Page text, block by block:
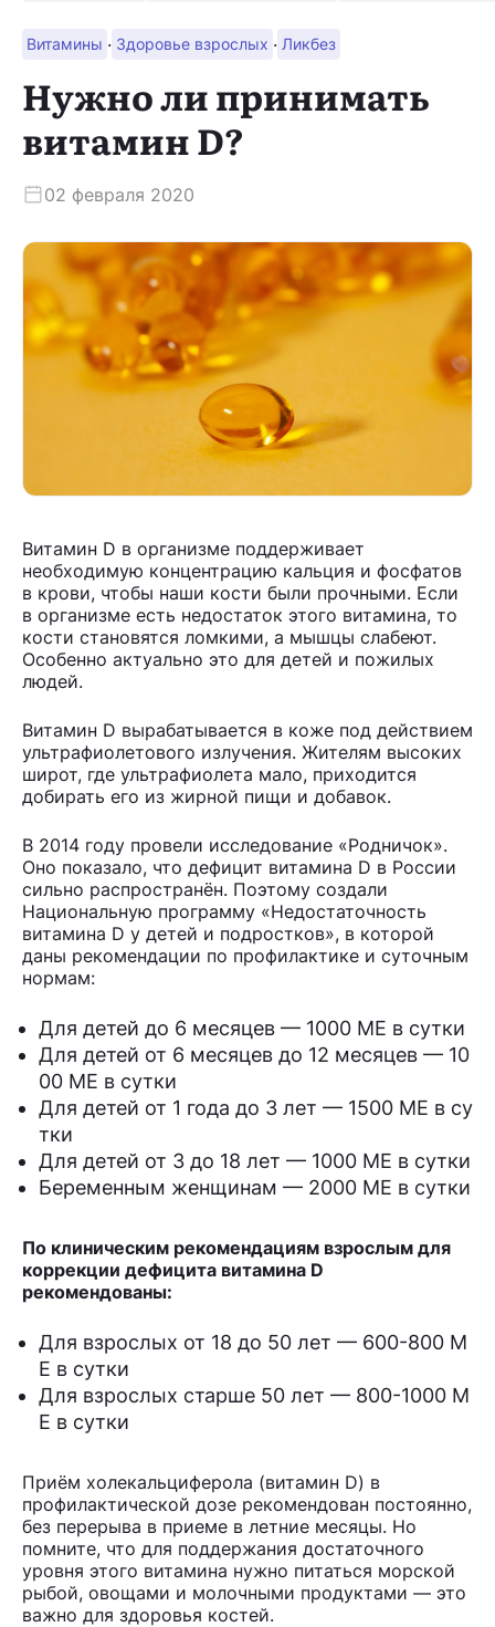
Витамины · Здоровье взрослых · Ликбез
Нужно ли принимать
витамин D?
02 февраля 2020
Витамин D в организме поддерживает
необходимую концентрацию кальция и фосфатов
в крови, чтобы наши кости были прочными. Если
в организме есть недостаток этого витамина, то
кости становятся ломкими, а мышцы слабеют.
Особенно актуально это для детей и пожилых
людей.
Витамин D вырабатывается в коже под действием
ультрафиолетового излучения. Жителям высоких
широт, где ультрафиолета мало, приходится
добирать его из жирной пищи и добавок.
В 2014 году провели исследование «Родничок».
Оно показало, что дефицит витамина D в России
сильно распространён. Поэтому создали
Национальную программу «Недостаточность
витамина D у детей и подростков», в которой
даны рекомендации по профилактике и суточным
нормам:
Для детей до 6 месяцев — 1000 МЕ в сутки
Для детей от 6 месяцев до 12 месяцев — 10
00 МЕ в сутки
Для детей от 1 года до 3 лет — 1500 МЕ в су
тки
Для детей от 3 до 18 лет — 1000 МЕ в сутки
Беременным женщинам — 2000 МЕ в сутки
По клиническим рекомендациям взрослым для
коррекции дефицита витамина D
рекомендованы:
Для взрослых от 18 до 50 лет — 600-800 М
Е в сутки
Для взрослых старше 50 лет — 800-1000 М
Е в сутки
Приём холекальциферола (витамин D) в
профилактической дозе рекомендован постоянно,
без перерыва в приеме в летние месяцы. Но
помните, что для поддержания достаточного
уровня этого витамина нужно питаться морской
рыбой, овощами и молочными продуктами — это
важно для здоровья костей.